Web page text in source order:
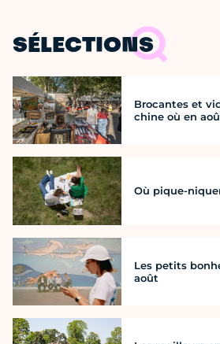
SÉLECTIONS
Brocantes et
chine où en
Où pique-
Les petits
août